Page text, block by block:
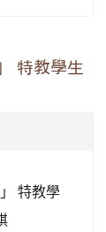
特教學生
特教學